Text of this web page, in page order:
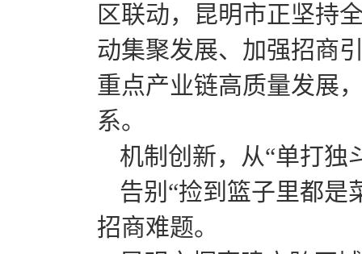
区联动，昆明市正坚持
动集聚发展、加强招商
重点产业链高质量发展
系。
机制创新，从“单打独
告别“捡到篮子里都是
招商难题。